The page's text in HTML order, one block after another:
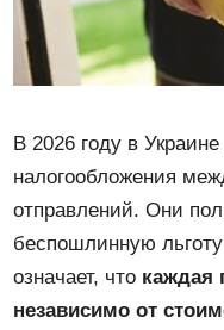
В 2026 году в
налогообложения
отправлений. Они
беспошлинную
означает, что каждая
независимо от